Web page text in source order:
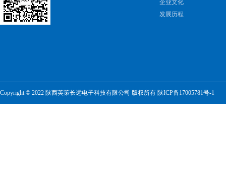
企业文化
发展历程
Copyright © 2022 陕西英策长远电子科技有限公司 版权所有 陕ICP备17005781号-1